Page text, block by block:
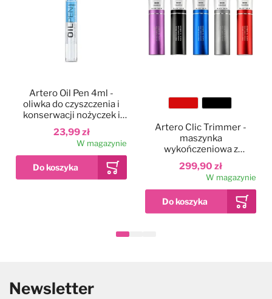
23,99 zł
Artero Oil Pen 4ml -
oliwka do czyszczenia i
konserwacji nożyczek i
ostrzy, w pisaku z
pędzelkiem
W magazynie
Kolor
299,90 zł
Artero Clic Trimmer -
maszynka
wykończeniowa z
ostrzem chromowanym
W magazynie
Newsletter